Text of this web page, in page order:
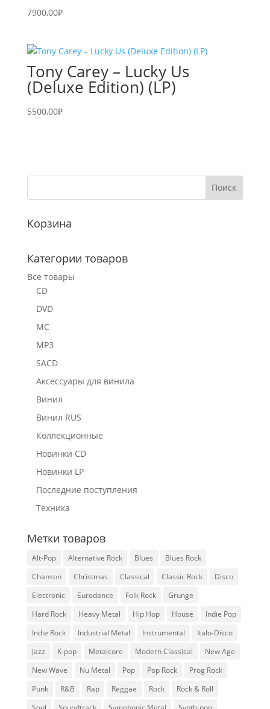
7900,00₽
Tony Carey – Lucky Us
(Deluxe Edition) (LP)
5500,00₽
Корзина
Категории товаров
Все товары
CD
DVD
MC
MP3
SACD
Аксессуары для винила
Винил
Винил RUS
Коллекционные
Новинки CD
Новинки LP
Последние поступления
Техника
Метки товаров
Alt-Pop Alternative Rock Blues
Blues Rock
Chanson
Christmas Classical Classic Rock
Disco
Electronic
Eurodance Folk Rock
Grunge
Hard Rock
Heavy Metal Hip Hop House
Indie Pop
Indie Rock
Industrial Metal Instrumental
Italo-Disco
Jazz
K-pop Metalcore Modern Classical
New Age
New Wave
Nu Metal Pop Pop Rock
Prog Rock
Punk
R&B Rap Reggae Rock
Rock & Roll